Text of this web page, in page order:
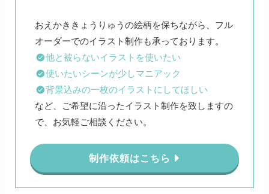
おえかききょうりゅうの絵柄を保ちながら、フル
他と被らないイラストを使いたい
使いたいシーンが少しマニアック
背景込みの一枚のイラストにしてほしい
など、ご希望に沿ったイラスト制作を致しますの
で、お気軽ご相談ください。
制作依頼はこちら